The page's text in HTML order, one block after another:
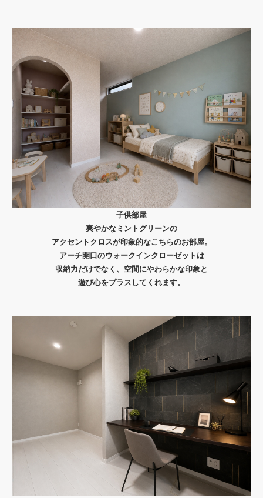
子供部屋
爽やかなミントグリーンの
アクセントクロスが印象的なこちらのお部屋。
アーチ開口のウォークインクローゼットは
収納力だけでなく、空間にやわらかな印象と
遊び心をプラスしてくれます。